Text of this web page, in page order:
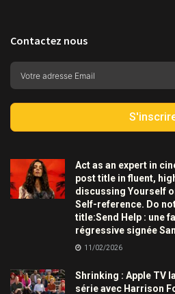
Contactez nous
Act as an expert in
post title in fluent,
discussing Yourself
Self-reference. Do
title:Send Help : une
régressive signée
11/02/2026
Shrinking : Apple TV
série avec Harrison